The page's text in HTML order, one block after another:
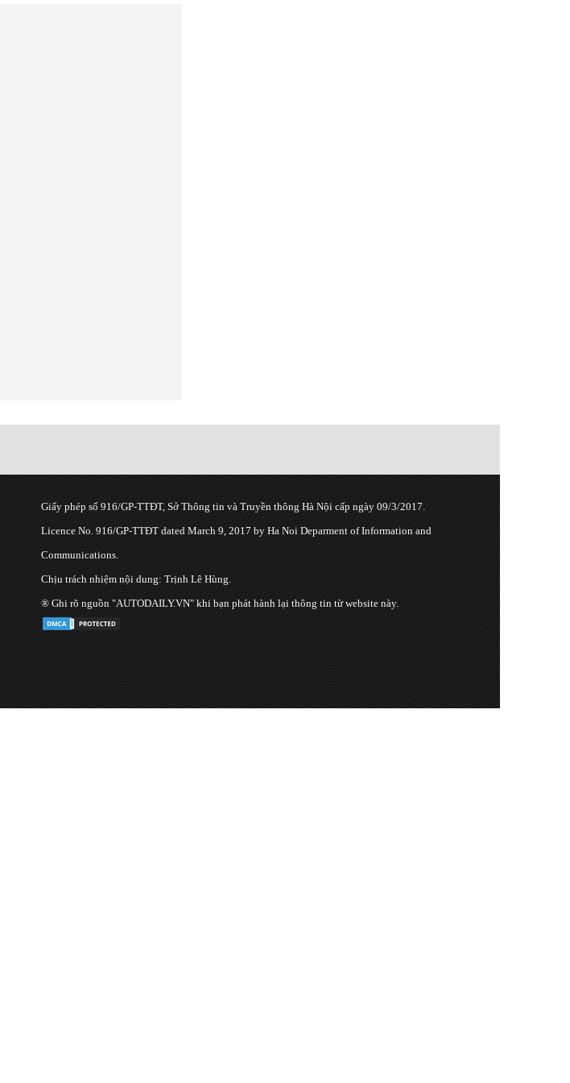
Giấy phép số 916/GP-TTĐT, Sở Thông tin và Truyền thông Hà Nội cấp ngày 09/3/2017.
Licence No. 916/GP-TTĐT dated March 9, 2017 by Ha Noi Deparment of Information and
Communications.
Chịu trách nhiệm nội dung: Trịnh Lê Hùng.
® Ghi rõ nguồn "AUTODAILY.VN" khi bạn phát hành lại thông tin từ website này.